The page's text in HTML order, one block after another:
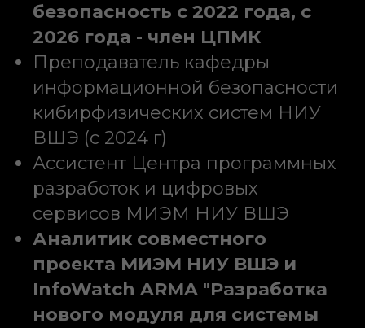
безопасность с 2022 года, с
2026 года - член ЦПМК
Преподаватель кафедры
информационной безопасности
кибирфизических систем НИУ
ВШЭ (с 2024 г)
Ассистент Центра программных
разработок и цифровых
сервисов МИЭМ НИУ ВШЭ
Аналитик совместного
проекта МИЭМ НИУ ВШЭ и
InfoWatch ARMA "Разработка
нового модуля для системы